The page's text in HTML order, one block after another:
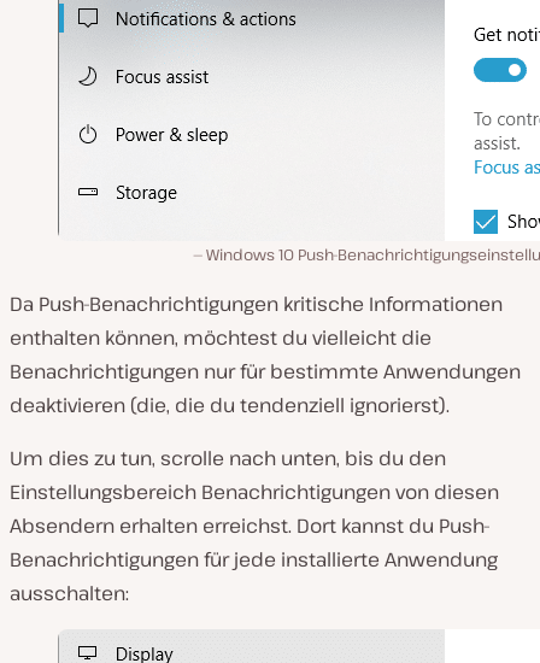
Windows 10 Push-
Da Push-Benachrichtigungen kritische Informationen
enthalten können, möchtest du vielleicht die
Benachrichtigungen nur für bestimmte Anwendungen
deaktivieren (die, die du tendenziell ignorierst).
Um dies zu tun, scrolle nach unten, bis du den
Einstellungsbereich Benachrichtigungen von diesen
Absendern erhalten erreichst. Dort kannst du Push-
Benachrichtigungen für jede installierte Anwendung
ausschalten: